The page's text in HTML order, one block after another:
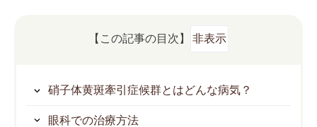
【この記事の目次】 非表示
硝子体黄斑牽引症候群とはどんな病気？
眼科での治療方法